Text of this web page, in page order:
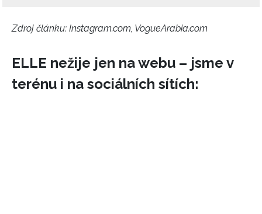
Zdroj článku: Instagram.com, VogueArabia.com
ELLE nežije jen na webu – jsme v
terénu i na sociálních sítích: